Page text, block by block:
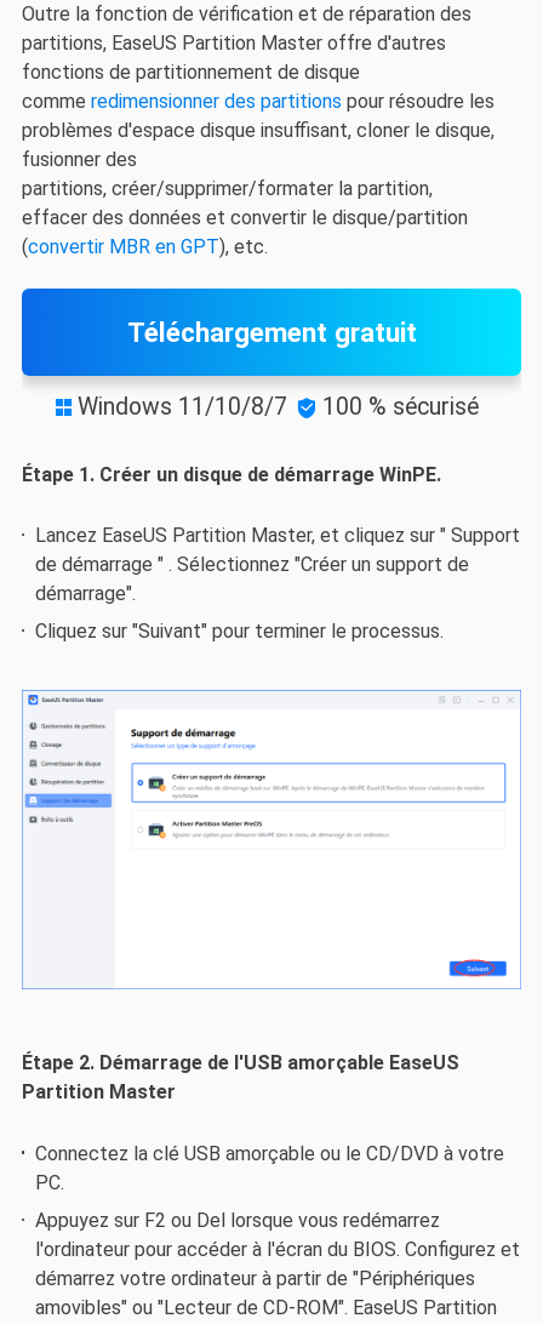
Outre la fonction de vérification et de réparation des
partitions, EaseUS Partition Master offre d'autres
fonctions de partitionnement de disque
comme redimensionner des partitions pour résoudre les
problèmes d'espace disque insuffisant, cloner le disque,
fusionner des
partitions, créer/supprimer/formater la partition,
effacer des données et convertir le disque/partition
(convertir MBR en GPT), etc.
Téléchargement gratuit
 Windows 11/10/8/7  100 % sécurisé
Étape 1. Créer un disque de démarrage WinPE.
Lancez EaseUS Partition Master, et cliquez sur " Support
de démarrage " . Sélectionnez "Créer un support de
démarrage".
Cliquez sur "Suivant" pour terminer le processus.
Étape 2. Démarrage de l'USB amorçable EaseUS
Partition Master
Connectez la clé USB amorçable ou le CD/DVD à votre
PC.
Appuyez sur F2 ou Del lorsque vous redémarrez
l'ordinateur pour accéder à l'écran du BIOS. Configurez et
démarrez votre ordinateur à partir de "Périphériques
amovibles" ou "Lecteur de CD-ROM". EaseUS Partition